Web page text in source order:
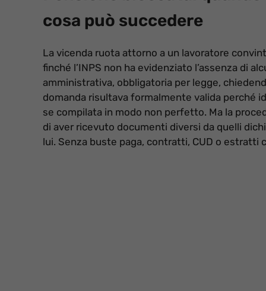
cosa può succedere
La vicenda ruota attorno a un lavoratore
finché l’INPS non ha evidenziato l’assenza di
amministrativa, obbligatoria per legge,
domanda risultava formalmente valida perché
se compilata in modo non perfetto. Ma la
di aver ricevuto documenti diversi da quelli
lui. Senza buste paga, contratti, CUD o estratti